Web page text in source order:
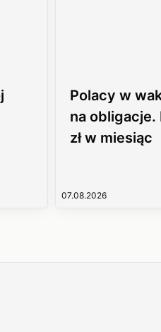
Polacy w
na obligacje.
zł w miesiąc
07.08.2026